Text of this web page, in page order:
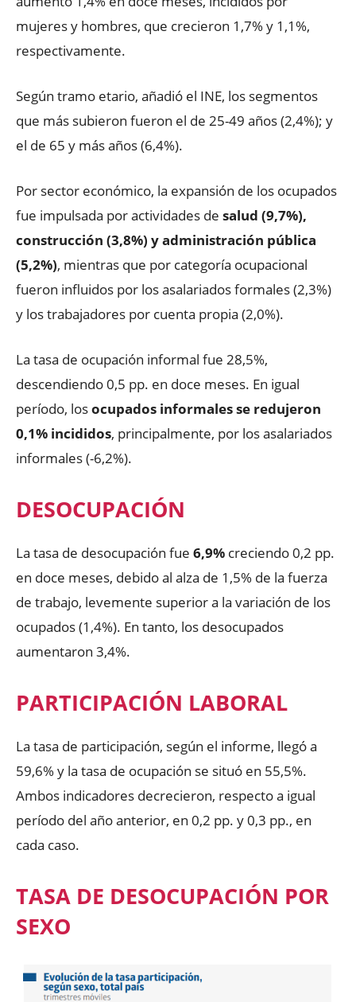
mujeres y hombres, que crecieron 1,7% y 1,1%,
respectivamente.
Según tramo etario, añadió el INE, los segmentos
que más subieron fueron el de 25-49 años (2,4%); y
el de 65 y más años (6,4%).
Por sector económico, la expansión de los ocupados
fue impulsada por actividades de salud (9,7%),
construcción (3,8%) y administración pública
(5,2%), mientras que por categoría ocupacional
fueron influidos por los asalariados formales (2,3%)
y los trabajadores por cuenta propia (2,0%).
La tasa de ocupación informal fue 28,5%,
descendiendo 0,5 pp. en doce meses. En igual
período, losocupados informales se redujeron
0,1% incididos, principalmente, por los asalariados
informales (-6,2%).
DESOCUPACIÓN
La tasa de desocupación fue 6,9% creciendo 0,2 pp.
en doce meses, debido al alza de 1,5% de la fuerza
de trabajo, levemente superior a la variación de los
ocupados (1,4%). En tanto, los desocupados
aumentaron 3,4%.
PARTICIPACIÓN LABORAL
La tasa de participación, según el informe, llegó a
59,6% y la tasa de ocupación se situó en 55,5%.
Ambos indicadores decrecieron, respecto a igual
período del año anterior, en 0,2 pp. y 0,3 pp., en
cada caso.
TASA DE DESOCUPACIÓN POR
SEXO